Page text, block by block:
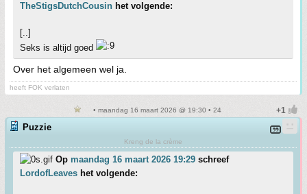
TheStigsDutchCousin het volgende:
[..]
Seks is altijd goed
Over het algemeen wel ja.
heeft FOK verlaten
• maandag 16 maart 2026 @ 19:30 • 24
Puzzie
Kreng de la crème
Op maandag 16 maart 2026 19:29 schreef
LordofLeaves het volgende: